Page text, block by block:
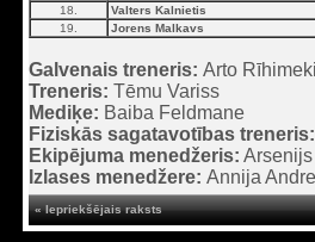
18.
Valters Kalnietis
19.
Jorens Malkavs
Galvenais treneris: Arto
Treneris: Tēmu Variss
Mediķe: Baiba Feldmane
Fiziskās sagatavotības treneris:
Ekipējuma menedžeris:
Izlases menedžere: Annija
« Iepriekšējais raksts